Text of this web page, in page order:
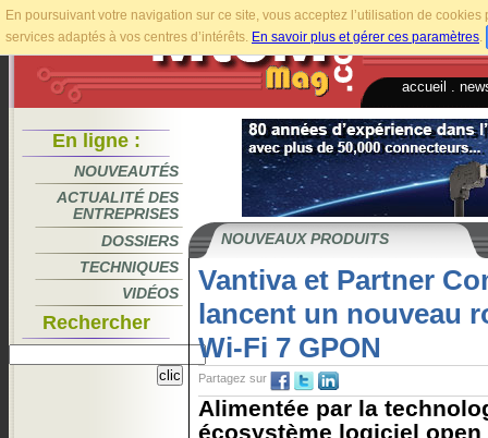
En poursuivant votre navigation sur ce site, vous acceptez l’utilisation de
services adaptés à vos centres d’intérêts. En savoir plus et gérer ces paramètres.
accueil
En ligne :
NOUVEAUTÉS
ACTUALITÉ DES
ENTREPRISES
DOSSIERS
TECHNIQUES
VIDÉOS
Rechercher
NOUVEAUX PRODUITS
Vantiva et Partner
lancent un nouveau
Wi-Fi 7 GPON
Partagez sur
Alimentée par la
écosystème logiciel